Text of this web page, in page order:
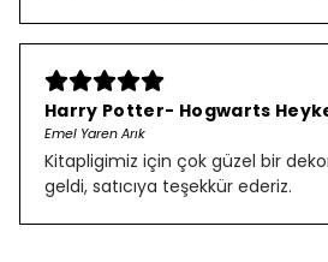
Harry Potter- Hogwarts
Emel Yaren Arık
Kitapligimiz için çok güzel bir
geldi, satıcıya teşekkür ederiz.